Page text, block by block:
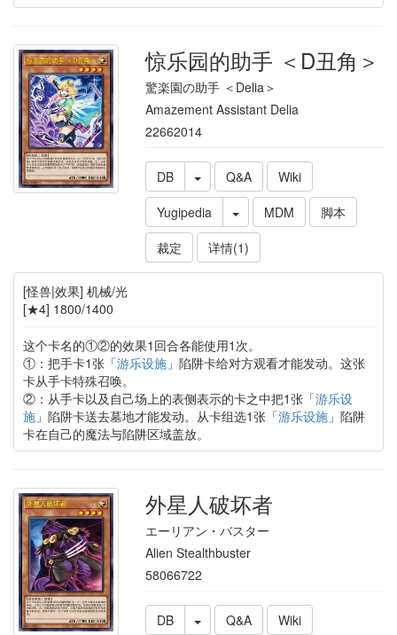
惊乐园的助手 ＜D丑角＞
驚楽園の助手 ＜Delia＞
Amazement Assistant Delia
22662014
DB Q&A
Wiki
Yugipedia
MDM
脚本
裁定
详情(1)
[怪兽|效果] 机械/光
[★4] 1800/1400
这个卡名的①②的效果1回合各能使用1次。
①：把手卡1张「游乐设施」陷阱卡给对方观看才能发动。这张
卡从手卡特殊召唤。
②：从手卡以及自己场上的表侧表示的卡之中把1张「游乐设
施」陷阱卡送去墓地才能发动。从卡组选1张「游乐设施」陷阱
卡在自己的魔法与陷阱区域盖放。
外星人破坏者
エーリアン・バスター
Alien Stealthbuster
58066722
DB Q&A Wiki